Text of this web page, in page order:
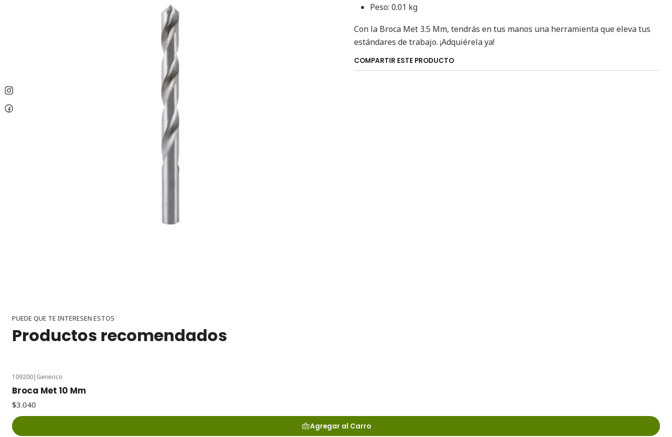
Peso: 0.01 kg
Con la Broca Met 3.5 Mm, tendrás en tus manos una herramienta que eleva tus
estándares de trabajo. ¡Adquiérela ya!
COMPARTIR ESTE PRODUCTO
PUEDE QUE TE INTERESEN ESTOS
Productos recomendados
109200| Generico
Broca Met 10 Mm
$3.040
Agregar al Carro